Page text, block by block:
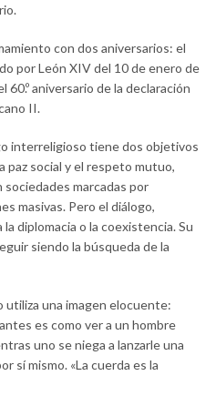
con dos aniversarios: el
por León XIV del 10 de enero de
60.º aniversario de la declaración
II.
interreligioso tiene dos objetivos
paz social y el respeto mutuo,
marcadas por
masivas. Pero el diálogo,
diplomacia o la coexistencia. Su
siendo la búsqueda de la
utiliza una imagen elocuente:
es como ver a un hombre
uno se niega a lanzarle una
sí mismo. «La cuerda es la